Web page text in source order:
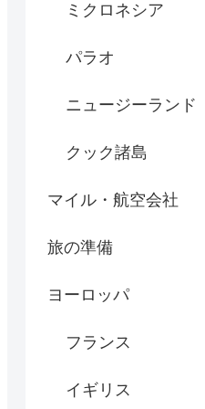
ミクロネシア
パラオ
ニュージーランド
クック諸島
マイル・航空会社
旅の準備
ヨーロッパ
フランス
イギリス